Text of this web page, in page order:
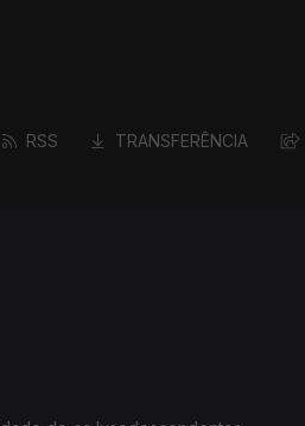
RSS TRANSFERÊNCIA